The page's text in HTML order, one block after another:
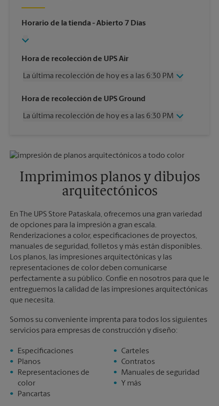
Horario de la tienda - Abierto 7 Días
Hora de recolección de UPS Air
La última recolección de hoy es a las 6:30 PM
Miércoles
6:30 PM
Viernes
6:30 PM
Lunes
Martes
6:30 PM
Hora de recolección de UPS Ground
La última recolección de hoy es a las 6:30 PM
Viernes
6:30 PM
Domingo
Sin Recolección
6:30 PM
Imprimimos planos y dibujos
arquitectónicos
En The UPS Store Pataskala, ofrecemos una gran variedad
de opciones para la impresión a gran escala.
Renderizaciones a color, especificaciones de proyectos,
manuales de seguridad, folletos y más están disponibles.
Los planos, las impresiones arquitectónicas y las
representaciones de color deben comunicarse
perfectamente a su público. Confíe en nosotros para que le
entreguemos la calidad de las impresiones arquitectónicas
que necesita.
Somos su conveniente imprenta para todos los siguientes
servicios para empresas de construcción y diseño:
Especificaciones
Planos
Representaciones de
color
Pancartas
Carteles
Contratos
Manuales de seguridad
Y más